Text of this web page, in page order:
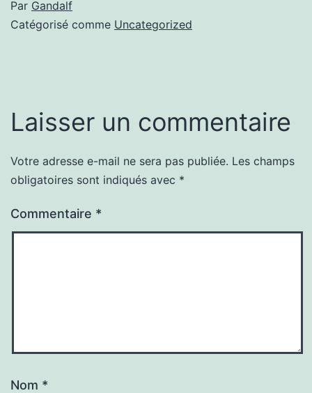
Par Gandalf
Catégorisé comme Uncategorized
Laisser un commentaire
Votre adresse e-mail ne sera pas publiée. Les champs
obligatoires sont indiqués avec *
Commentaire *
Nom *